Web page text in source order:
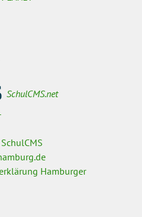
SchulCMS.net
Hamburger